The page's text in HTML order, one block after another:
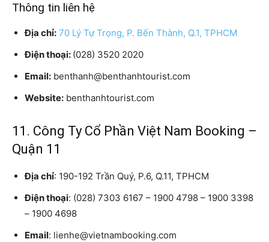
Thông tin liên hệ
Địa chỉ: 70 Lý Tự Trọng, P. Bến Thành, Q.1, TPHCM
Điện thoại: (028) 3520 2020
Email: benthanh@benthanhtourist.com
Website: benthanhtourist.com
11. Công Ty Cổ Phần Việt Nam Booking –
Quận 11
Địa chỉ: 190-192 Trần Quý, P.6, Q.11, TPHCM
Điện thoại: (028) 7303 6167 – 1900 4798 – 1900 3398
– 1900 4698
Email: lienhe@vietnambooking.com